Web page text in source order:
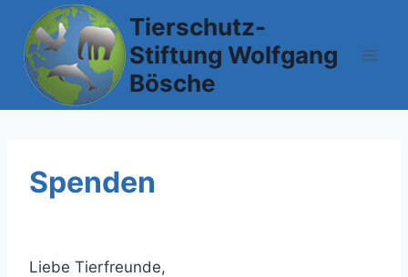
Inhalt
springen
Tierschutz-
Stiftung Wolfgang
Bösche
Spenden
Liebe Tierfreunde,